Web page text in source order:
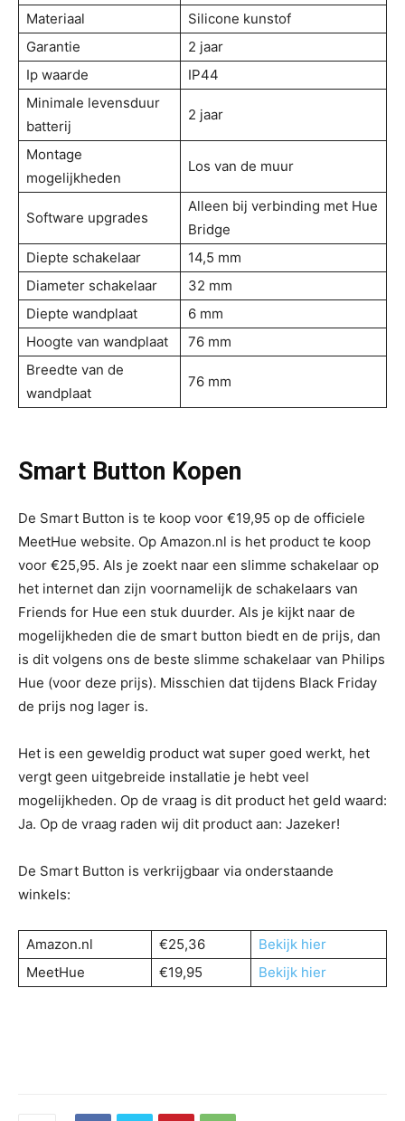
Materiaal
Silicone kunstof
Garantie
2 jaar
Ip waarde
IP44
Minimale levensduur
batterij
2 jaar
Montage
mogelijkheden
Los van de muur
Software upgrades
Alleen bij verbinding met Hue
Bridge
Diepte schakelaar
14,5 mm
Diameter schakelaar
32 mm
Diepte wandplaat
6 mm
Hoogte van wandplaat
76 mm
Breedte van de
wandplaat
76 mm
Smart Button Kopen
De Smart Button is te koop voor €19,95 op de officiele
MeetHue website. Op Amazon.nl is het product te koop
voor €25,95. Als je zoekt naar een slimme schakelaar op
het internet dan zijn voornamelijk de schakelaars van
Friends for Hue een stuk duurder. Als je kijkt naar de
mogelijkheden die de smart button biedt en de prijs, dan
is dit volgens ons de beste slimme schakelaar van Philips
Hue (voor deze prijs). Misschien dat tijdens Black Friday
de prijs nog lager is.
Het is een geweldig product wat super goed werkt, het
vergt geen uitgebreide installatie je hebt veel
mogelijkheden. Op de vraag is dit product het geld waard:
Ja. Op de vraag raden wij dit product aan: Jazeker!
De Smart Button is verkrijgbaar via onderstaande
winkels:
Amazon.nl €25,36
Bekijk hier
MeetHue
€19,95 Bekijk hier